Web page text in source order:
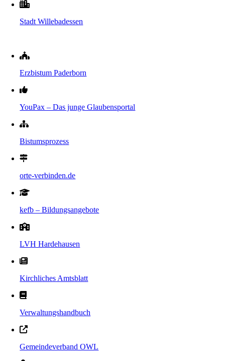
Stadt Willebadessen
Erzbistum Paderborn
YouPax – Das junge Glaubensportal
Bistumsprozess
orte-verbinden.de
kefb – Bildungsangebote
LVH Hardehausen
Kirchliches Amtsblatt
Verwaltungshandbuch
Gemeindeverband OWL